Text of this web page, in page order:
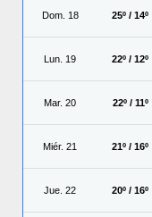
Dom. 18 25º / 14º
Lun. 19 22º / 12º
Mar. 20 22º / 11º
Miér. 21 21º / 16º
Jue. 22 20º / 16º